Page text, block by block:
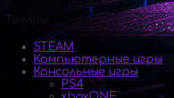
STEAM
Компьютерные игры
Консольные игры
PS4